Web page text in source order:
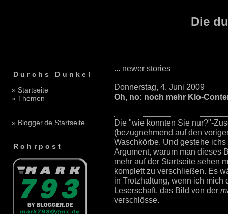
Die
Durchs Dunkel
» Startseite
» Themen
» Blogger.de Startseite
Rohrpost
... newer stories
Donnerstag, 4. Juni 2009
Oh, no: noch mehr Klo-
Die "wie konnten Sie nur?"-
(bezugnehmend auf den
Waschkörbe. Und gestehe
Argument, warum man dieses
mehr auf der Startseite sehen
komplett zu verschließen. Es
in Trotzhaltung, wenn ich mich
Leserschaft, das Bild von der
verschlösse.